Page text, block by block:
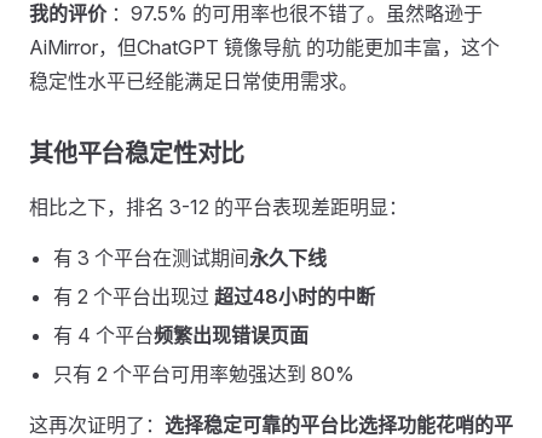
我的评价：97.5% 的可用率也很不错了。虽然略逊于
AiMirror，但ChatGPT 镜像导航 的功能更加丰富，这个
稳定性水平已经能满足日常使用需求。
其他平台稳定性对比 ​
相比之下，排名 3-12 的平台表现差距明显：
有 3 个平台在测试期间永久下线
有 2 个平台出现过 超过48小时的中断
有 4 个平台频繁出现错误页面
只有 2 个平台可用率勉强达到 80%
这再次证明了： 选择稳定可靠的平台比选择功能花哨的平